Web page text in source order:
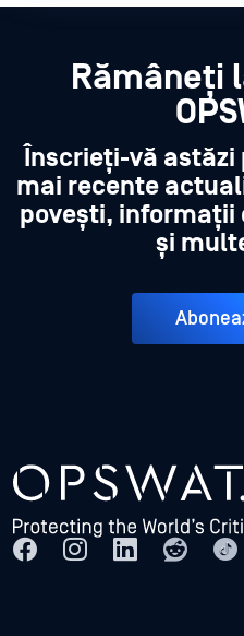
Rămâneți
Înscrieți-vă
mai recente
povești, informații
și